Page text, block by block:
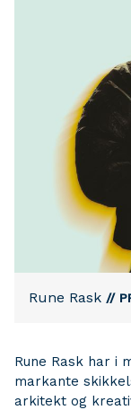
Rune Rask //
Rune Rask har i
markante
arkitekt og